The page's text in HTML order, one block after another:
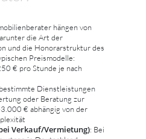
hängen von
die Art der
und die Honorarstruktur des
Preismodelle:
€ pro Stunde je nach
Dienstleistungen
oder Beratung zur
€ abhängig von der
Verkauf/Vermietung): Bei